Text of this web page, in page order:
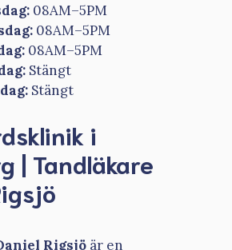
08AM–5PM
08AM–5PM
08AM–5PM
Stängt
Stängt
i
| Tandläkare
Rigsjö är en